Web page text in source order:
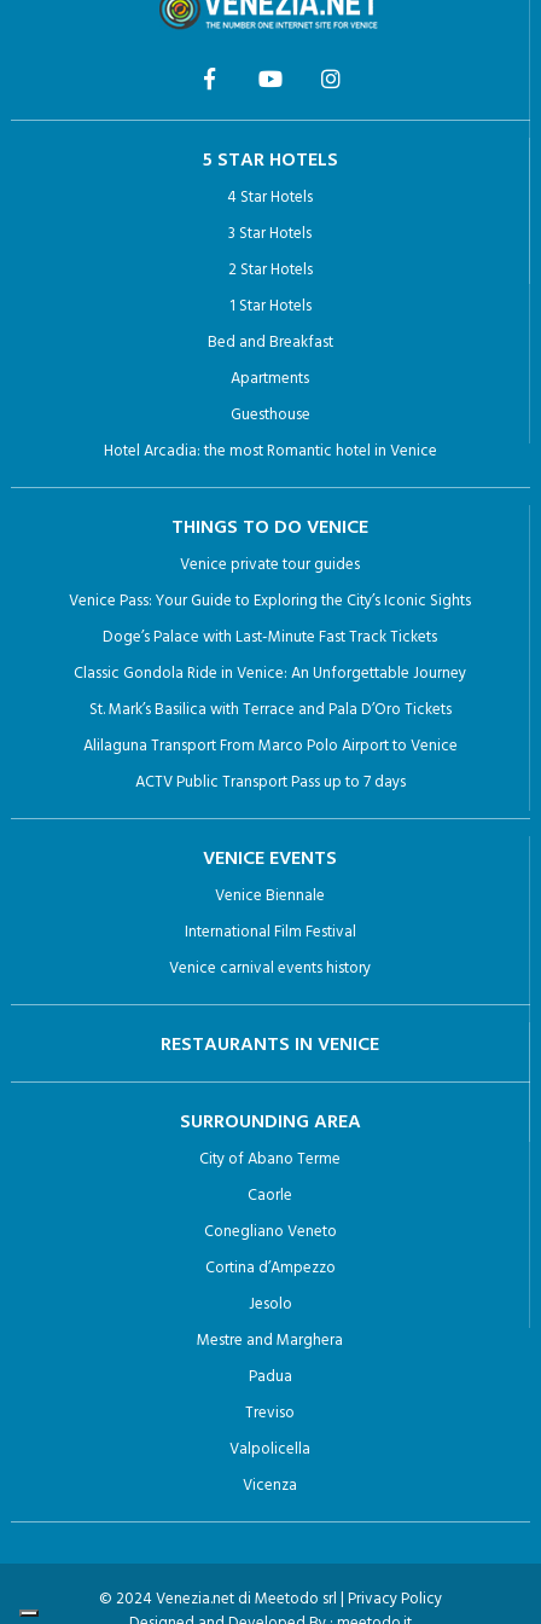
5 STAR HOTELS
4 Star Hotels
3 Star Hotels
2 Star Hotels
1 Star Hotels
Bed and Breakfast
Apartments
Guesthouse
Hotel Arcadia: the most Romantic hotel in Venice
THINGS TO DO VENICE
Venice private tour guides
Venice Pass: Your Guide to Exploring the City’s Iconic Sights
Doge’s Palace with Last-Minute Fast Track Tickets
Classic Gondola Ride in Venice: An Unforgettable Journey
St. Mark’s Basilica with Terrace and Pala D’Oro Tickets
Alilaguna Transport From Marco Polo Airport to Venice
ACTV Public Transport Pass up to 7 days
VENICE EVENTS
Venice Biennale
International Film Festival
Venice carnival events history
RESTAURANTS IN VENICE
SURROUNDING AREA
City of Abano Terme
Caorle
Conegliano Veneto
Cortina d’Ampezzo
Jesolo
Mestre and Marghera
Padua
Treviso
Valpolicella
Vicenza
© 2024 Venezia.net di Meetodo srl |Privacy Policy